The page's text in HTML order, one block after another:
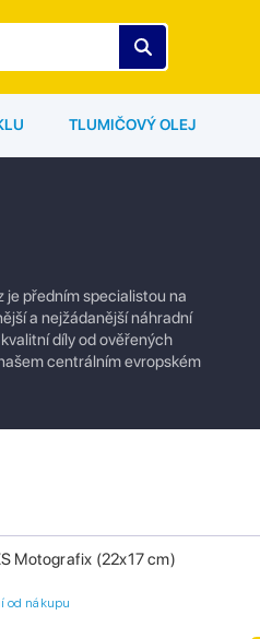
TLUMIČOVÝ OLEJ
je předním specialistou na
a nejžádanější náhradní
díly od ověřených
centrálním evropském
Motografix (22x17 cm)
od nákupu